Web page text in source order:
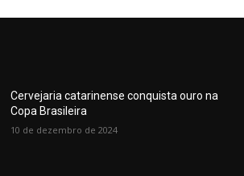
Cervejaria catarinense conquista ouro na
Copa Brasileira
10 de dezembro de 2024